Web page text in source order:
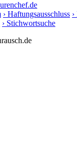
› Haftungsausschluss
› Stichwortsuche